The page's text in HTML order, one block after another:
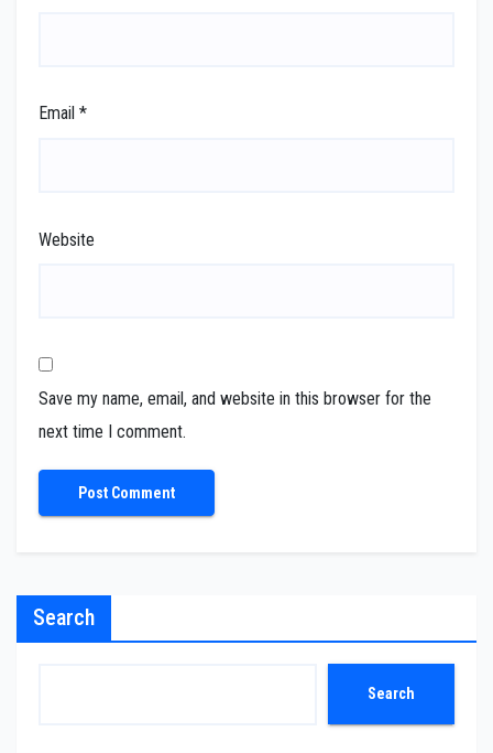
Email *
Website
Save my name, email, and website in this browser for the
next time I comment.
Search
Search